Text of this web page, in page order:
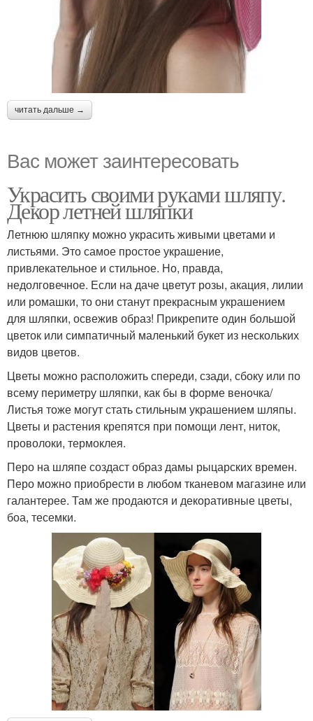
читать дальше →
Вас может заинтересовать
Украсить своими руками шляпу.
Декор летней шляпки
Летнюю шляпку можно украсить живыми цветами и
листьями. Это самое простое украшение,
привлекательное и стильное. Но, правда,
недолговечное. Если на даче цветут розы, акация, лилии
или ромашки, то они станут прекрасным украшением
для шляпки, освежив образ! Прикрепите один большой
цветок или симпатичный маленький букет из нескольких
видов цветов.
Цветы можно расположить спереди, сзади, сбоку или по
всему периметру шляпки, как бы в форме веночка/
Листья тоже могут стать стильным украшением шляпы.
Цветы и растения крепятся при помощи лент, ниток,
проволоки, термоклея.
Перо на шляпе создаст образ дамы рыцарских времен.
Перо можно приобрести в любом тканевом магазине или
галантерее. Там же продаются и декоративные цветы,
боа, тесемки.